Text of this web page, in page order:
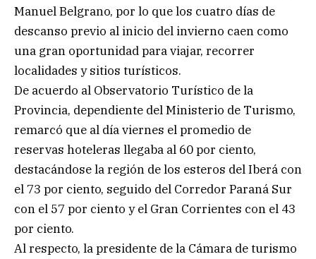
Manuel Belgrano, por lo que los cuatro días de
descanso previo al inicio del invierno caen como
una gran oportunidad para viajar, recorrer
localidades y sitios turísticos.
De acuerdo al Observatorio Turístico de la
Provincia, dependiente del Ministerio de Turismo,
remarcó que al día viernes el promedio de
reservas hoteleras llegaba al 60 por ciento,
destacándose la región de los esteros del Iberá con
el 73 por ciento, seguido del Corredor Paraná Sur
con el 57 por ciento y el Gran Corrientes con el 43
por ciento.
Al respecto, la presidente de la Cámara de turismo